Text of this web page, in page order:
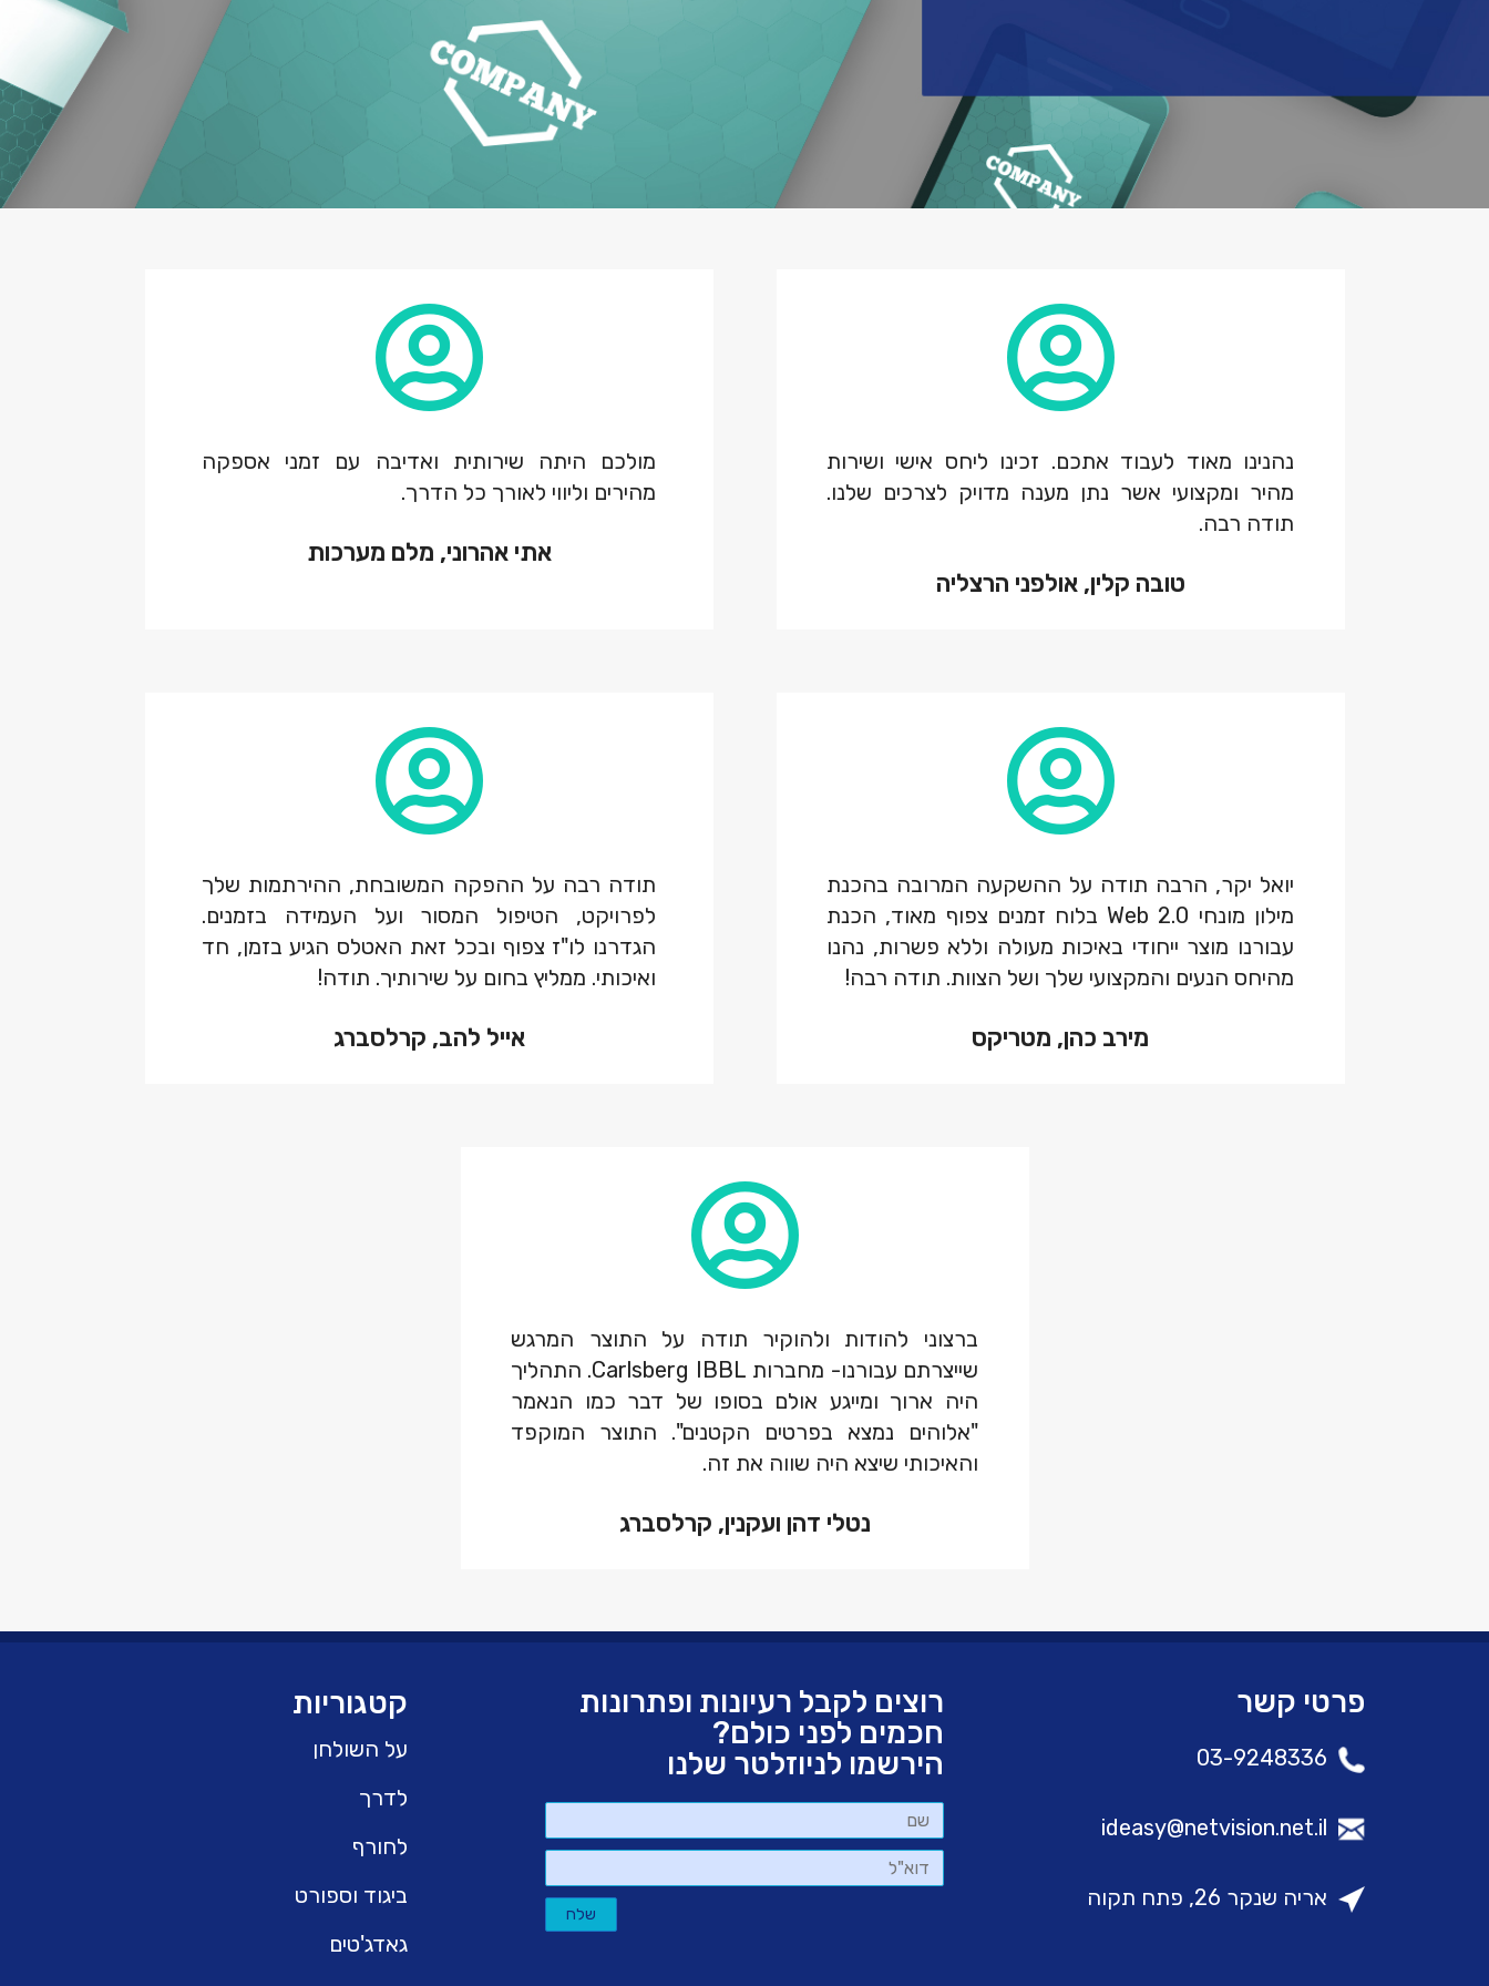
נהנינו מאוד לעבוד אתכם. זכינו ליחס אישי ושירות
מהיר ומקצועי אשר נתן מענה מדויק לצרכים שלנו.
תודה רבה.
טובה קלין, אולפני הרצליה
מולכם היתה שירותית ואדיבה עם זמני אספקה
מהירים וליווי לאורך כל הדרך.
אתי אהרוני, מלם מערכות
יואל יקר, הרבה תודה על ההשקעה המרובה בהכנת
מילון מונחי Web 2.0 בלוח זמנים צפוף מאוד, הכנת
עבורנו מוצר ייחודי באיכות מעולה וללא פשרות, נהנו
מהיחס הנעים והמקצועי שלך ושל הצוות. תודה רבה!
מירב כהן, מטריקס
תודה רבה על ההפקה המשובחת, ההירתמות שלך
לפרויקט, הטיפול המסור ועל העמידה בזמנים.
הגדרנו לו"ז צפוף ובכל זאת האטלס הגיע בזמן, חד
ואיכותי. ממליץ בחום על שירותיך. תודה!
אייל להב, קרלסברג
ברצוני להודות ולהוקיר תודה על התוצר המרגש
שייצרתם עבורנו- מחברות Carlsberg IBBL. התהליך
היה ארוך ומייגע אולם בסופו של דבר כמו הנאמר
"אלוהים נמצא בפרטים הקטנים". התוצר המוקפד
והאיכותי שיצא היה שווה את זה.
נטלי דהן ועקנין, קרלסברג
פרטי קשר
03-9248336
ideasy@netvision.net.il
אריה שנקר 26, פתח תקוה
רוצים לקבל רעיונות ופתרונות
חכמים לפני כולם?
הירשמו לניוזלטר שלנו
שם
דוא"ל
שלח
קטגוריות
על השולחן
לדרך
לחורף
ביגוד וספורט
גאדג'טים